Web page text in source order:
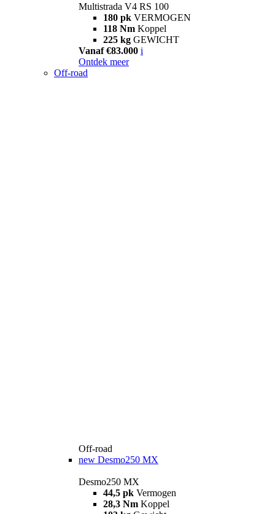
Multistrada V4 RS 100
180 pk VERMOGEN
118 Nm Koppel
225 kg GEWICHT
Vanaf €83.000 i
Ontdek meer
Off-road
Off-road
new Desmo250 MX
Desmo250 MX
44,5 pk Vermogen
28,3 Nm Koppel